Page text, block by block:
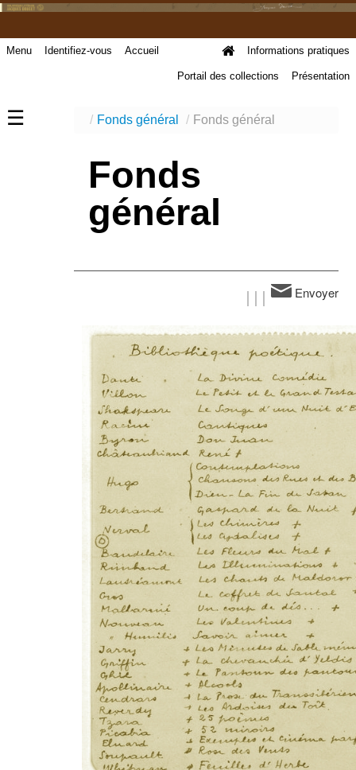
Menu Identifiez-vous Accueil Informations pratiques
Portail des collections Présentation
☰ / Fonds général / Fonds général
Fonds
général
Envoyer